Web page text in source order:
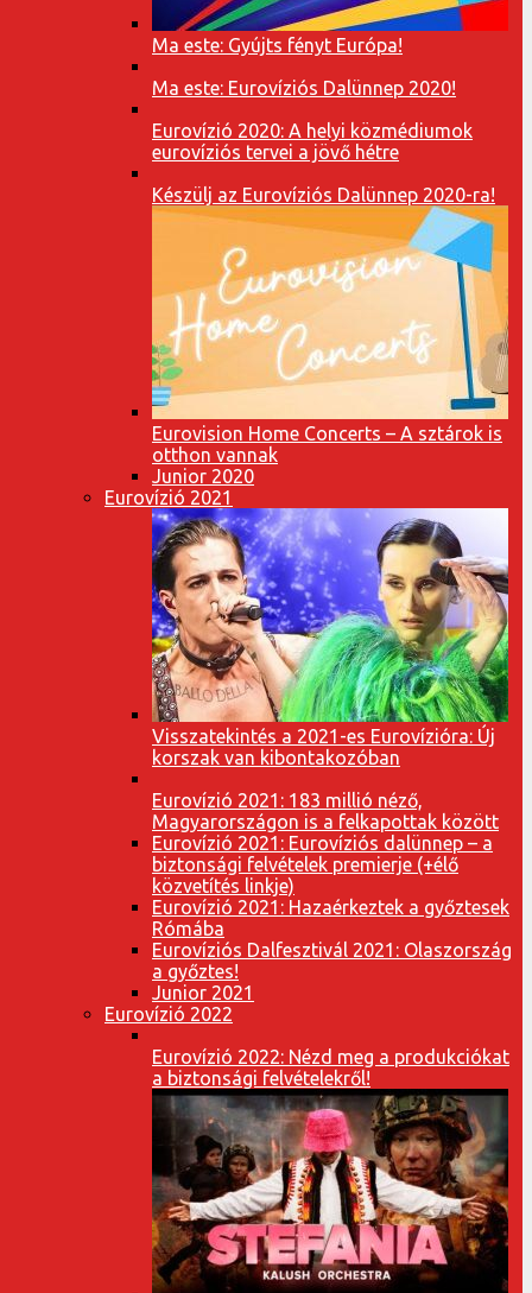
Ma este: Gyújts fényt Európa!
Ma este: Eurovíziós Dalünnep 2020!
Eurovízió 2020: A helyi közmédiumok
eurovíziós tervei a jövő hétre
Készülj az Eurovíziós Dalünnep 2020-ra!
Eurovision Home Concerts – A sztárok is
otthon vannak
Junior 2020
Eurovízió 2021
Visszatekintés a 2021-es Eurovízióra: Új
korszak van kibontakozóban
Eurovízió 2021: 183 millió néző,
Magyarországon is a felkapottak között
Eurovízió 2021: Eurovíziós dalünnep – a
biztonsági felvételek premierje (+élő
közvetítés linkje)
Eurovízió 2021: Hazaérkeztek a győztesek
Rómába
Eurovíziós Dalfesztivál 2021: Olaszország
a győztes!
Junior 2021
Eurovízió 2022
Eurovízió 2022: Nézd meg a produkciókat
a biztonsági felvételekről!